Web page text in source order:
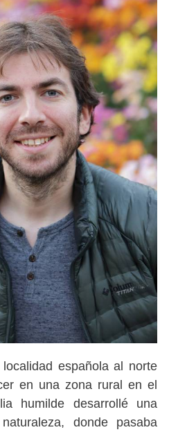
española al norte
en una zona rural en el
humilde desarrollé una
donde pasaba